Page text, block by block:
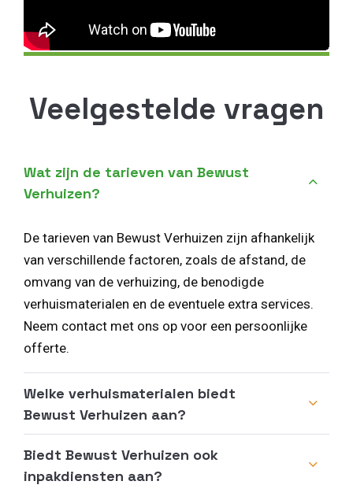
Veelgestelde vragen
Wat zijn de tarieven van Bewust
Verhuizen?
De tarieven van Bewust Verhuizen zijn afhankelijk
van verschillende factoren, zoals de afstand, de
omvang van de verhuizing, de benodigde
verhuismaterialen en de eventuele extra services.
Neem contact met ons op voor een persoonlijke
offerte.
Welke verhuismaterialen biedt
Bewust Verhuizen aan?
Biedt Bewust Verhuizen ook
inpakdiensten aan?